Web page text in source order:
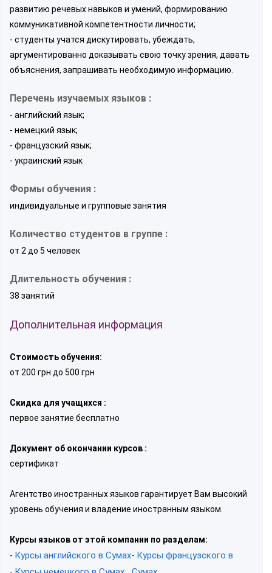
развитию речевых навыков и умений, формированию
коммуникативной компетентности личности;
- студенты учатся дискутировать, убеждать,
аргументированно доказывать свою точку зрения, давать
объяснения, запрашивать необходимую информацию.
Перечень изучаемых языков :
- английский язык;
- немецкий язык;
- французский язык;
- украинский язык
Формы обучения :
индивидуальные и групповые занятия
Количество студентов в группе :
от 2 до 5 человек
Длительность обучения :
38 занятий
Дополнительная информация
Стоимость обучения:
от 200 грн до 500 грн
Скидка для учащихся :
первое занятие бесплатно
Документ об окончании курсов :
сертификат
Агентство иностранных языков гарантирует Вам высокий
уровень обучения и владение иностранным языком.
Курсы языков от этой компании по разделам:
- Курсы английского в Сумах- Курсы французского в